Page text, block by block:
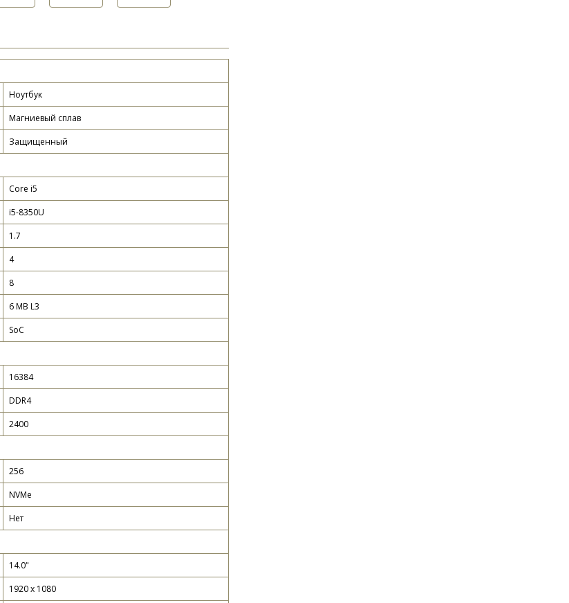
Ноутбук
Магниевый сплав
Защищенный
Core i5
i5-8350U
1.7
4
8
6 MB L3
SoC
16384
DDR4
2400
256
NVMe
Нет
14.0"
1920 x 1080